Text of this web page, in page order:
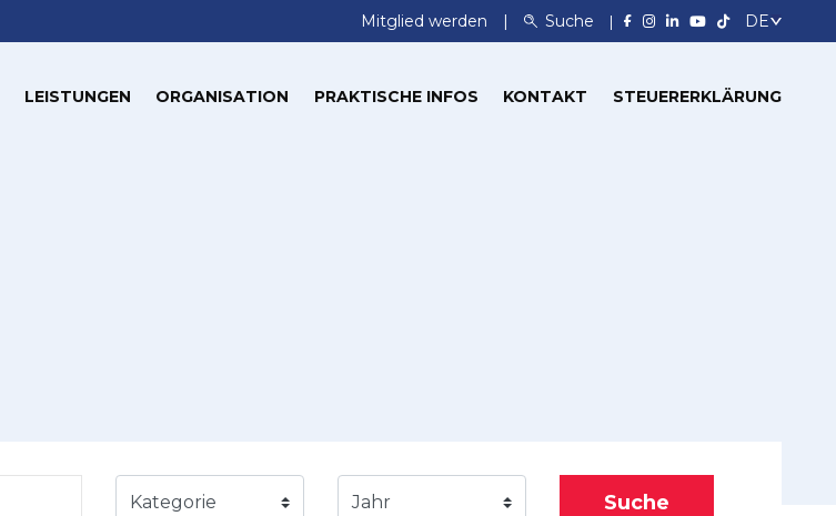
Mitglied werden Suche
LEISTUNGEN ORGANISATION PRAKTISCHE INFOS KONTAKT STEUERERKLÄRUNG
Kategorie Jahr Suche